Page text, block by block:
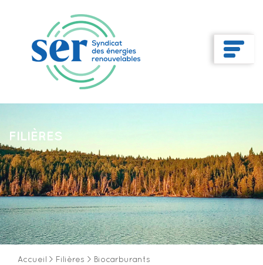
FILIÈRES
Accueil > Filières > Biocarburants